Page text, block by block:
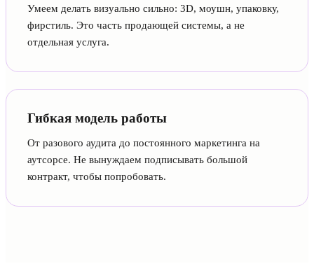
Умеем делать визуально сильно: 3D, моушн, упаковку,
фирстиль. Это часть продающей системы, а не
отдельная услуга.
Гибкая модель работы
От разового аудита до постоянного маркетинга на
аутсорсе. Не вынуждаем подписывать большой
контракт, чтобы попробовать.